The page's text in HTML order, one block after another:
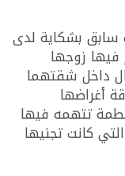
بشكاية لدى
فيها زوجها
داخل شقتهما
أغراضها
تتهمه فيها
كانت تجنيها